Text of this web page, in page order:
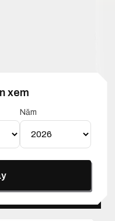
xem
Năm
5 năm 2025
Tháng 05
Lịch âm